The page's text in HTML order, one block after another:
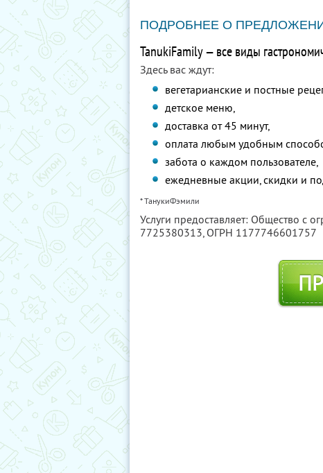
ПОДРОБНЕЕ О
TanukiFamily — все виды
Здесь вас ждут:
вегетарианские и постные
детское меню,
доставка от 45 минут,
оплата любым удобным
забота о каждом пользователе,
ежедневные акции, скидки и
* ТанукиФэмили
Услуги предоставляет: Общество с
7725380313, ОГРН 1177746601757